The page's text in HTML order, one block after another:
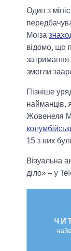
Один з
Моіза
відомо, що
затримання
змогли
Пізніше
найманців,
Жовенеля
15 з них
Візуальна
діло» – у